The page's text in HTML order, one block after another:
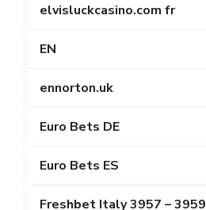
elvisluckcasino.com fr
EN
ennorton.uk
Euro Bets DE
Euro Bets ES
Freshbet Italy 3957 – 3959